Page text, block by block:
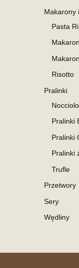
Makarony
Pasta
Risotto
Pralinki
Pralinki
Pralinki
Pralinki
Trufle
Przetwory
Sery
Wędliny